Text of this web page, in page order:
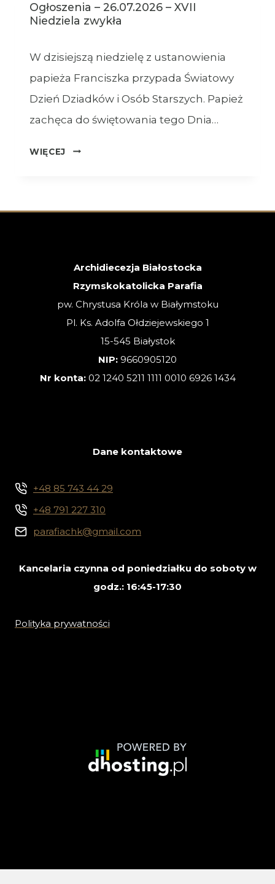
–
Ogłoszenia – 26.07.2026 – XVII
Niedziela zwykła
W dzisiejszą niedzielę z ustanowienia
papieża Franciszka przypada Światowy
Dzień Dziadków i Osób Starszych. Papież
zachęca do świętowania tego Dnia…
WIĘCEJ
OGŁOSZENIA
XVII
Archidiecezja Białostocka
Rzymskokatolicka Parafia
pw. Chrystusa Króla w Białymstoku
Pl. Ks. Adolfa Ołdziejewskiego 1
15-545 Białystok
NIP: 9660905120
Nr konta: 02 1240 5211 1111 0010 6926 1434
Dane kontaktowe
+48 85 743 44 29
+48 791 227 310
parafiachk@gmail.com
Kancelaria czynna od poniedziałku do soboty w
godz.: 16:45-17:30
Polityka prywatności